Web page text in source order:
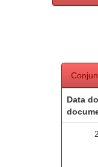
Data do